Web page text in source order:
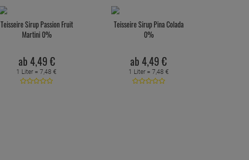
Teisseire Sirup Passion Fruit
Martini 0%
ab 4,49 €
1 Liter =7,48 €
Teisseire Sirup Pina Colada
0%
ab 4,49 €
1 Liter = 7,48 €